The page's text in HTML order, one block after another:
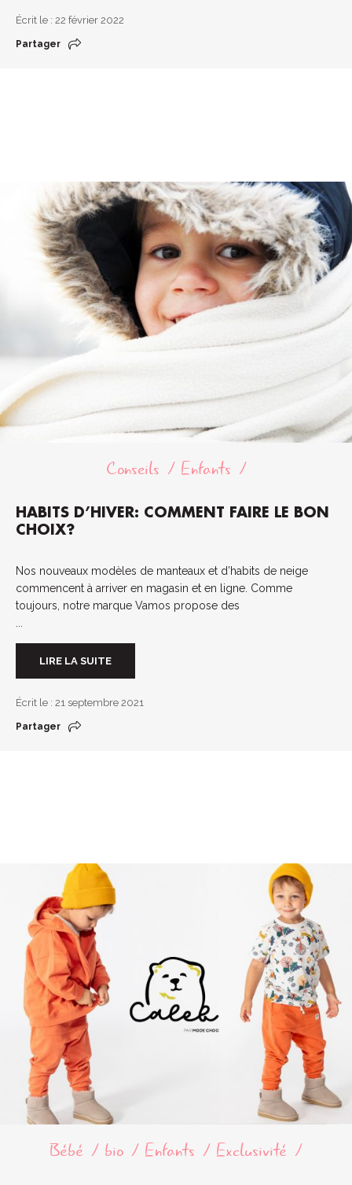
Écrit le : 22 février 2022
Partager
Conseils Enfants
HABITS D’HIVER: COMMENT FAIRE LE BON
CHOIX?
Nos nouveaux modèles de manteaux et d’habits de neige
commencent à arriver en magasin et en ligne. Comme
toujours, notre marque Vamos propose des
LIRE LA SUITE
Écrit le : 21 septembre 2021
Partager
Bébé bio Enfants Exclusivité